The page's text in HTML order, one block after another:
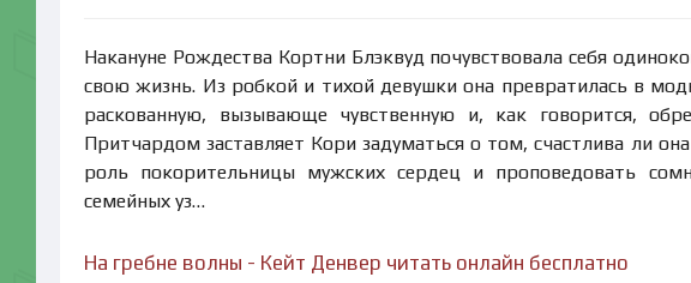
Накануне Рождества Кортни Блэквуд почувствовала себя
свою жизнь. Из робкой и тихой девушки она превратилась в
раскованную, вызывающе чувственную и, как говорится,
Притчардом заставляет Кори задуматься о том, счастлива ли
роль покорительницы мужских сердец и проповедовать
семейных уз…
На гребне волны - Кейт Денвер читать онлайн бесплатно